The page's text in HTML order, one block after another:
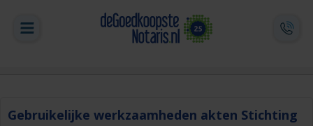
Gebruikelijke werkzaamheden akten Stichting